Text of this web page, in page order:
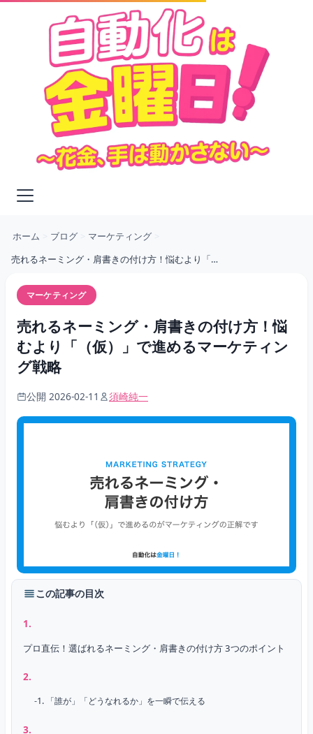
ホーム ブログ マーケティング
売れるネーミング・肩書きの付け方！悩むより「（仮）」で進めるマーケティング戦略
マーケティング
売れるネーミング・肩書きの付け方！悩
むより「（仮）」で進めるマーケティン
グ戦略
公開 2026-02-11 須崎純一
この記事の目次
プロ直伝！選ばれるネーミング・肩書きの付け方 3つのポイント
1. 「誰が」「どうなれるか」を一瞬で伝える